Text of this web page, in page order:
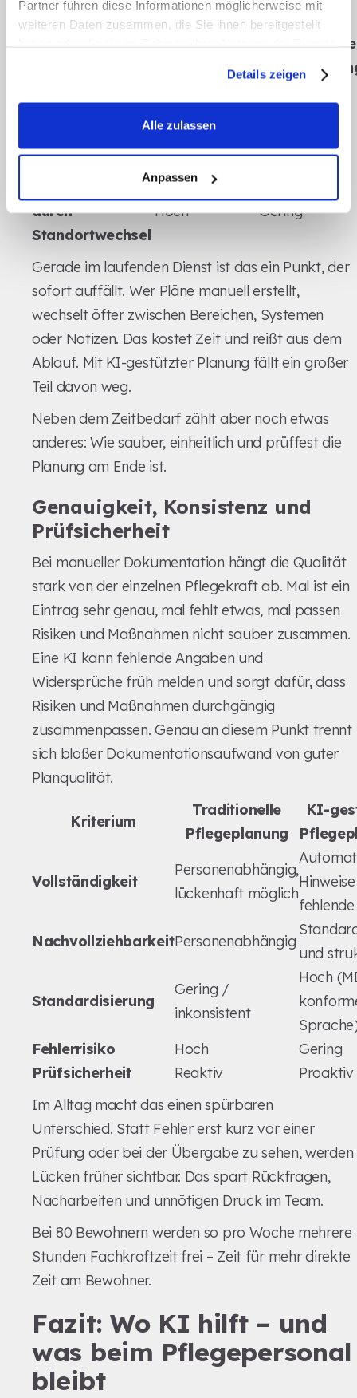
Partner führen diese Informationen möglicherweise mit
weiteren Daten zusammen, die Sie ihnen bereitgestellt
Details zeigen
Alle zulassen
Anpassen
für Erstellung und Prüfung.
Pflegeplanung
KI-gestützte
45–90 Minuten 15–25 Minuten
Häufig
Minimal
Unterbrechungen
durch
Standortwechsel
Hoch Gering
Gerade im laufenden Dienst ist das ein Punkt, der
sofort auffällt. Wer Pläne manuell erstellt,
wechselt öfter zwischen Bereichen, Systemen
oder Notizen. Das kostet Zeit und reißt aus dem
Ablauf. Mit KI-gestützter Planung fällt ein großer
Teil davon weg.
Neben dem Zeitbedarf zählt aber noch etwas
anderes: Wie sauber, einheitlich und prüffest die
Planung am Ende ist.
Genauigkeit, Konsistenz und
Prüfsicherheit
Bei manueller Dokumentation hängt die Qualität
stark von der einzelnen Pflegekraft ab. Mal ist ein
Eintrag sehr genau, mal fehlt etwas, mal passen
Risiken und Maßnahmen nicht sauber zusammen.
Eine KI kann fehlende Angaben und
Widersprüche früh melden und sorgt dafür, dass
Risiken und Maßnahmen durchgängig
zusammenpassen. Genau an diesem Punkt trennt
sich bloßer Dokumentationsaufwand von guter
Planqualität.
Kriterium
Traditionelle
Pflegeplanung
KI-
Vollständigkeit
Personenabhängig,
lückenhaft möglich
NachvollziehbarkeitPersonenabhängig
und
Standardisierung
Gering /
inkonsistent
Hoch
Fehlerrisiko
Hoch
Gering
Prüfsicherheit
Reaktiv
Proaktiv
Im Alltag macht das einen spürbaren
Unterschied. Statt Fehler erst kurz vor einer
Prüfung oder bei der Übergabe zu sehen, werden
Lücken früher sichtbar. Das spart Rückfragen,
Nacharbeiten und unnötigen Druck im Team.
Bei 80 Bewohnern werden so pro Woche mehrere
Stunden Fachkraftzeit frei – Zeit für mehr direkte
Zeit am Bewohner.
Fazit: Wo KI hilft – und
was beim Pflegepersonal
bleibt